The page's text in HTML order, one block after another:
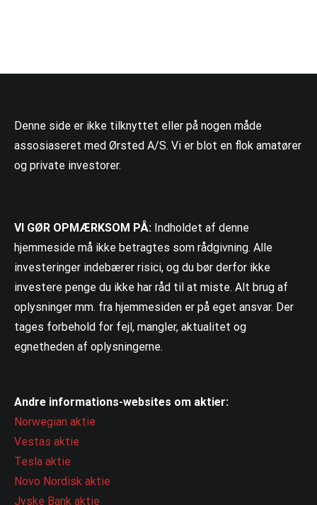
Denne side er ikke tilknyttet eller på nogen måde
assosiaseret med Ørsted A/S. Vi er blot en flok amatører
og private investorer.
VI GØR OPMÆRKSOM PÅ: Indholdet af denne
hjemmeside må ikke betragtes som rådgivning. Alle
investeringer indebærer risici, og du bør derfor ikke
investere penge du ikke har råd til at miste. Alt brug af
oplysninger mm. fra hjemmesiden er på eget ansvar. Der
tages forbehold for fejl, mangler, aktualitet og
egnetheden af oplysningerne.
Andre informations-websites om aktier:
Norwegian aktie
Vestas aktie
Tesla aktie
Novo Nordisk aktie
Jyske Bank aktie